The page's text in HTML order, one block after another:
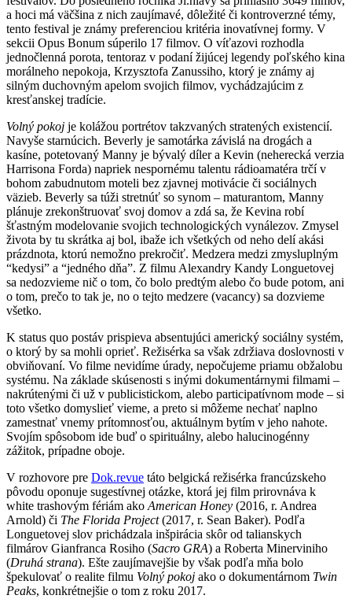
a hoci má väčšina z nich zaujímavé, dôležité či kontroverzné témy,
tento festival je známy preferenciou kritéria inovatívnej formy. V
sekcii Opus Bonum súperilo 17 filmov. O víťazovi rozhodla
jednočlenná porota, tentoraz v podaní žijúcej legendy poľského kina
morálneho nepokoja, Krzysztofa Zanussiho, ktorý je známy aj
silným duchovným apelom svojich filmov, vychádzajúcim z
kresťanskej tradície.
Volný pokoj je kolážou portrétov takzvaných stratených existencií.
Navyše starnúcich. Beverly je samotárka závislá na drogách a
kasíne, potetovaný Manny je bývalý díler a Kevin (neherecká verzia
Harrisona Forda) napriek nespornému talentu rádioamatéra trčí v
bohom zabudnutom moteli bez zjavnej motivácie či sociálnych
väzieb. Beverly sa túži stretnúť so synom – maturantom, Manny
plánuje zrekonštruovať svoj domov a zdá sa, že Kevina robí
šťastným modelovanie svojich technologických vynálezov. Zmysel
života by tu skrátka aj bol, ibaže ich všetkých od neho delí akási
prázdnota, ktorú nemožno prekročiť. Medzera medzi zmysluplným
“kedysi” a “jedného dňa”. Z filmu Alexandry Kandy Longuetovej
sa nedozvieme nič o tom, čo bolo predtým alebo čo bude potom, ani
o tom, prečo to tak je, no o tejto medzere (vacancy) sa dozvieme
všetko.
K status quo postáv prispieva absentujúci americký sociálny systém,
o ktorý by sa mohli oprieť. Režisérka sa však zdržiava doslovnosti v
obviňovaní. Vo filme nevidíme úrady, nepočujeme priamu obžalobu
systému. Na základe skúsenosti s inými dokumentárnymi filmami –
nakrútenými či už v publicistickom, alebo participatívnom mode – si
toto všetko domyslieť vieme, a preto si môžeme nechať naplno
zamestnať vnemy prítomnosťou, aktuálnym bytím v jeho nahote.
Svojím spôsobom ide buď o spirituálny, alebo halucinogénny
zážitok, prípadne oboje.
V rozhovore pre Dok.revue táto belgická režisérka francúzskeho
pôvodu oponuje sugestívnej otázke, ktorá jej film prirovnáva k
white trashovým fériám ako American Honey (2016, r. Andrea
Arnold) či The Florida Project(2017, r. Sean Baker). Podľa
Longuetovej slov prichádzala inšpirácia skôr od talianskych
filmárov Gianfranca Rosiho (Sacro GRA) a Roberta Minerviniho
(Druhá strana). Ešte zaujímavejšie by však podľa mňa bolo
špekulovať o realite filmu Volný pokoj ako o dokumentárnom Twin
Peaks, konkrétnejšie o tom z roku 2017.